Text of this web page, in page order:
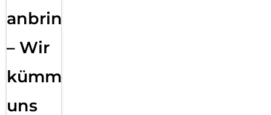
anbringen
– Wir
kümmern
uns